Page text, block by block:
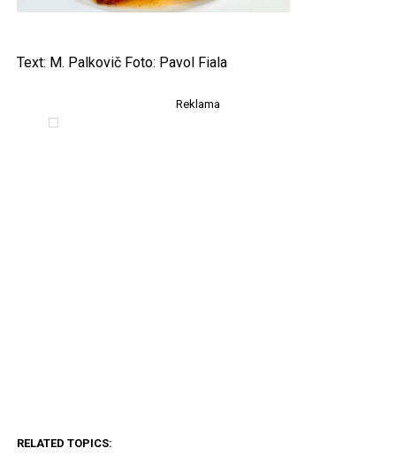
Text: M. Palkovič Foto: Pavol Fiala
Reklama
RELATED TOPICS: